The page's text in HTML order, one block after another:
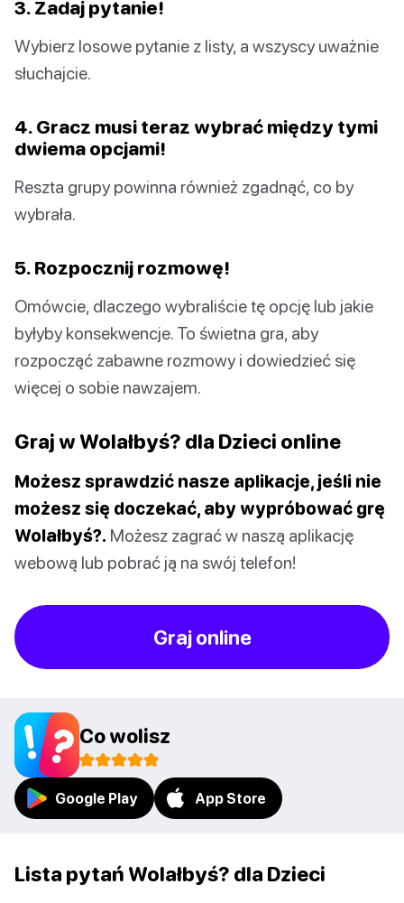
3. Zadaj pytanie!
Wybierz losowe pytanie z listy, a wszyscy uważnie
słuchajcie.
4. Gracz musi teraz wybrać między tymi
dwiema opcjami!
Reszta grupy powinna również zgadnąć, co by
wybrała.
5. Rozpocznij rozmowę!
Omówcie, dlaczego wybraliście tę opcję lub jakie
byłyby konsekwencje. To świetna gra, aby
rozpocząć zabawne rozmowy i dowiedzieć się
więcej o sobie nawzajem.
Graj w Wolałbyś? dla Dzieci online
Możesz sprawdzić nasze aplikacje, jeśli nie
możesz się doczekać, aby wypróbować grę
Wolałbyś?. Możesz zagrać w naszą aplikację
webową lub pobrać ją na swój telefon!
Graj online
Co wolisz
Google Play App Store
Lista pytań Wolałbyś? dla Dzieci